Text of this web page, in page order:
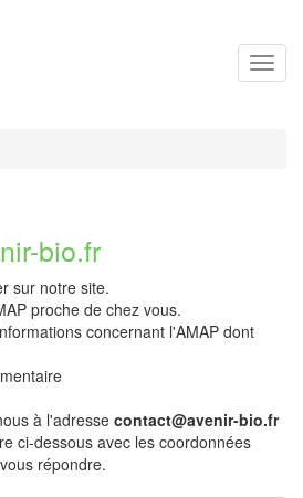
bio.fr
sur notre site.
proche de chez vous.
concernant l'AMAP dont
à l'adresse contact@avenir-bio.fr
ci-dessous avec les coordonnées
répondre.